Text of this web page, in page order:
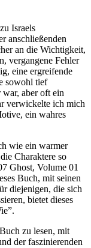
Israels
anschließenden
an die Wichtigkeit,
vergangene Fehler
eine ergreifende
sowohl tief
aber oft ein
verwickelte ich mich
ein wahres
wie ein warmer
Charaktere so
Ghost, Volume 01
Buch, mit seinen
diejenigen, die sich
bietet dieses
zu lesen, mit
der faszinierenden